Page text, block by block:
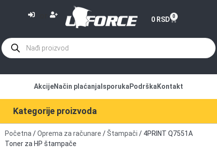
0 RSD 0
Kategorije proizvoda
AkcijeNačin plaćanja Isporuka Podrška Kontakt
Početna /Oprema za računare / Štampači / 4PRINT Q7551A
Toner za HP štampače